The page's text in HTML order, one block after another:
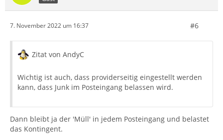
7. November 2022 um 16:37 #6
Zitat von AndyC
Wichtig ist auch, dass providerseitig eingestellt werden
kann, dass Junk im Posteingang belassen wird.
Dann bleibt ja der 'Müll' in jedem Posteingang und belastet
das Kontingent.